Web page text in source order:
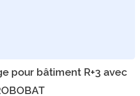
pour bâtiment R+3 avec